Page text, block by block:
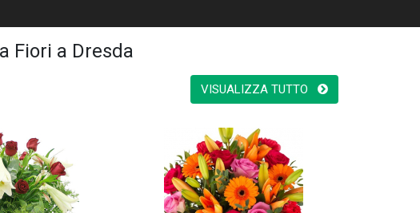
Fiori a Dresda
VISUALIZZA TUTTO